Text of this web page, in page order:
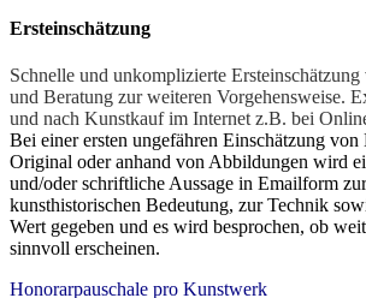
Ersteinschätzung
Schnelle und unkomplizierte
und Beratung zur weiteren Vorgehensweise.
und nach Kunstkauf im Internet z.B. bei
Bei einer ersten ungefähren Einschätzung
Original oder anhand von Abbildungen wird
und/oder schriftliche Aussage in Emailform
kunsthistorischen Bedeutung, zur Technik
Wert gegeben und es wird besprochen, ob
sinnvoll erscheinen.
Honorarpauschale pro Kunstwerk